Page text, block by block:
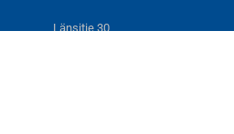
Länsitie 30,